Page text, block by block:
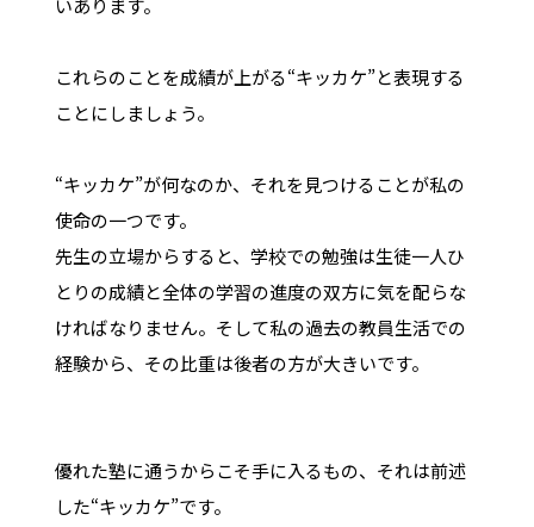
いあります。
これらのことを成績が上がる“キッカケ”と表現する
ことにしましょう。
“キッカケ”が何なのか、それを見つけることが私の
使命の一つです。
先生の立場からすると、学校での勉強は生徒一人ひ
とりの成績と全体の学習の進度の双方に気を配らな
ければなりません。そして私の過去の教員生活での
経験から、その比重は後者の方が大きいです。
優れた塾に通うからこそ手に入るもの、それは前述
した“キッカケ”です。